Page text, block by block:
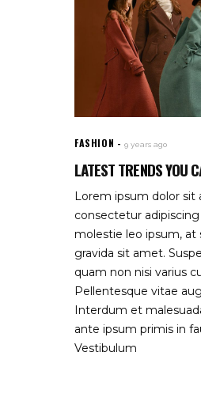
FASHION 9 years ago
LATEST TRENDS YOU
Lorem ipsum dolor sit
consectetur
molestie leo ipsum, at
gravida sit amet.
quam non nisi varius
Pellentesque vitae
Interdum et
ante ipsum primis in
Vestibulum